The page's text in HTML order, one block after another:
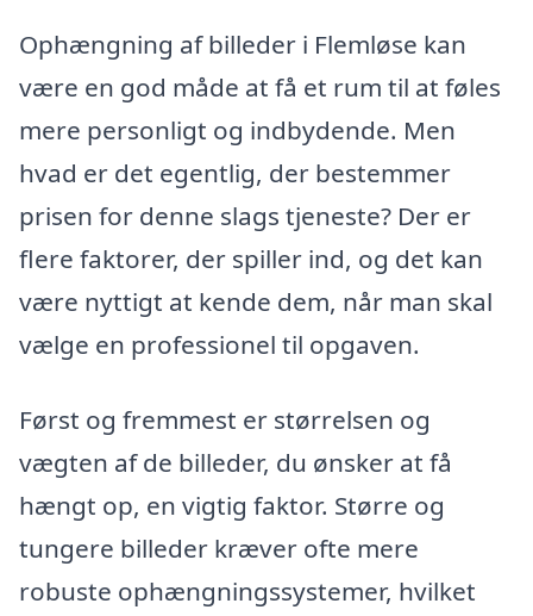
Ophængning af billeder i Flemløse kan
være en god måde at få et rum til at føles
mere personligt og indbydende. Men
hvad er det egentlig, der bestemmer
prisen for denne slags tjeneste? Der er
flere faktorer, der spiller ind, og det kan
være nyttigt at kende dem, når man skal
vælge en professionel til opgaven.
Først og fremmest er størrelsen og
vægten af de billeder, du ønsker at få
hængt op, en vigtig faktor. Større og
tungere billeder kræver ofte mere
robuste ophængningssystemer, hvilket